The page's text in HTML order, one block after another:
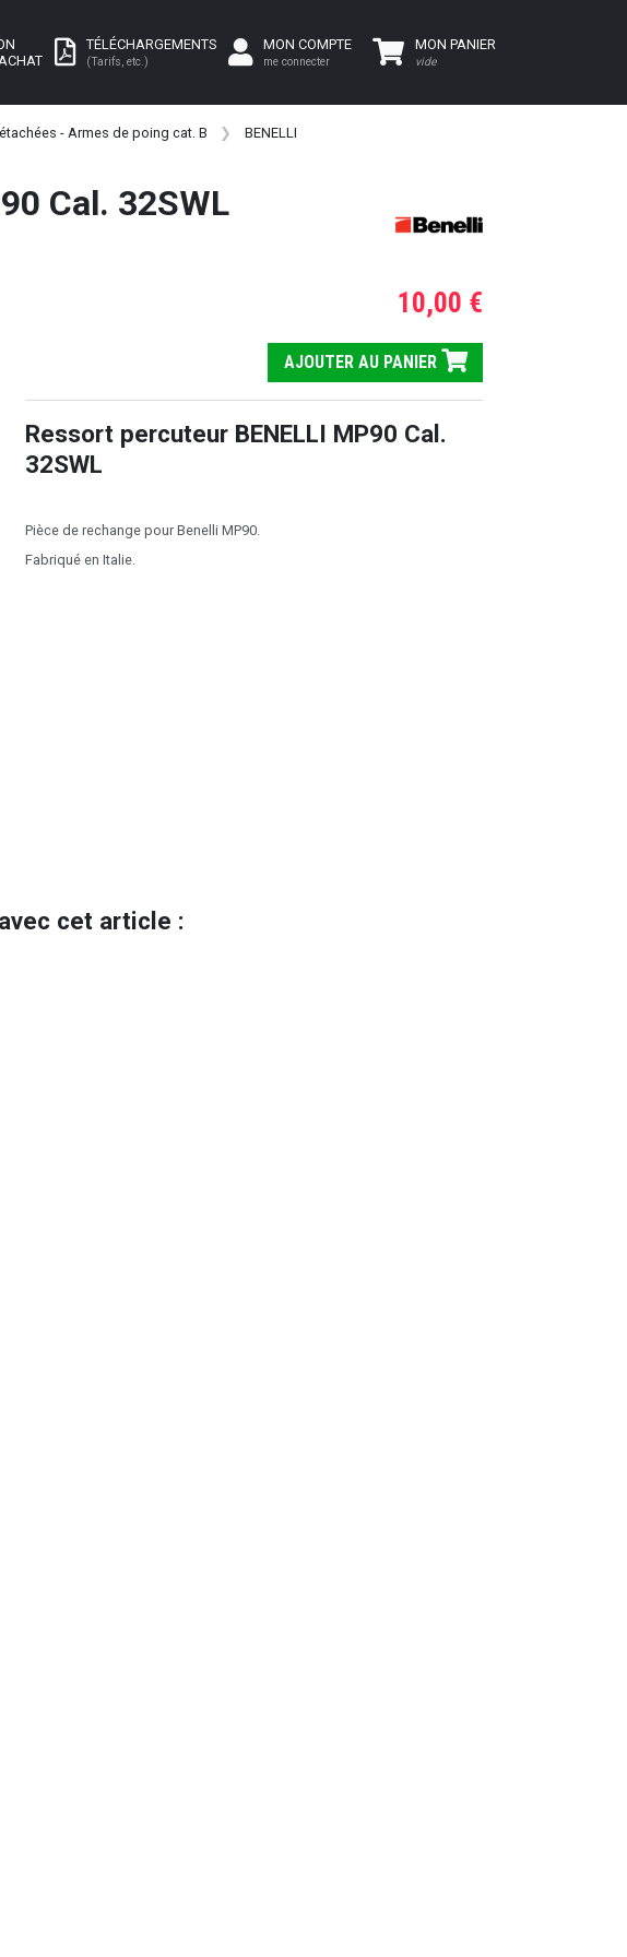
TÉLÉCHARGEMENTS
(Tarifs, etc.)
MON COMPTE
me connecter
MON PANIER
vide
- Armes de poing cat. B
BENELLI
Cal. 32SWL
10,00 €
AJOUTER AU PANIER
Ressort percuteur BENELLI MP90 Cal.
32SWL
Pièce de rechange pour Benelli MP90.
Fabriqué en Italie.
cet article :